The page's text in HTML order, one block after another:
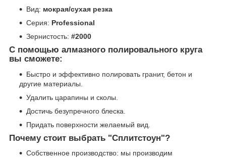
Вид: мокрая/сухая резка
Серия: Professional
Зернистость: #2000
С помощью алмазного полировального круга
вы сможете:
Быстро и эффективно полировать гранит, бетон и
другие материалы.
Удалить царапины и сколы.
Достичь безупречного блеска.
Придать поверхности желаемый вид.
Почему стоит выбрать "Сплитстоун"?
Собственное производство: мы производим